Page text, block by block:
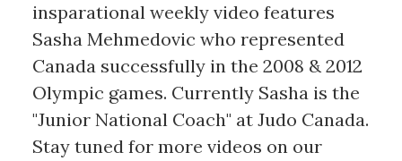
insparational weekly video features
Sasha Mehmedovic who represented
Canada successfully in the 2008 & 2012
Olympic games. Currently Sasha is the
"Junior National Coach" at Judo Canada.
Stay tuned for more videos on our